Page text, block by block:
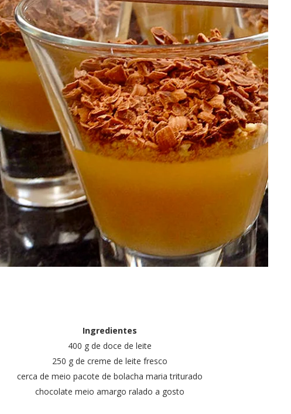
Ingredientes
400 g de doce de leite
250 g de creme de leite fresco
cerca de meio pacote de bolacha maria triturado
chocolate meio amargo ralado a gosto